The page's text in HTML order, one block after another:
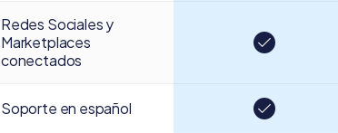
Redes Sociales y
Marketplaces
conectados
Soporte en español